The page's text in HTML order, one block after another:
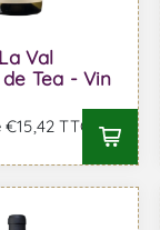
Val
Tea - Vin
TTC